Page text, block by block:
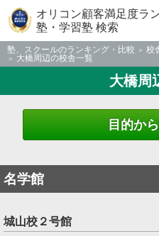
オリコン顧客満足度ラ
塾・学習塾 検索
塾、スクールのランキング・比較 校
大橋周辺の校舎一覧
大橋周
目的か
名学館
城山校２号館